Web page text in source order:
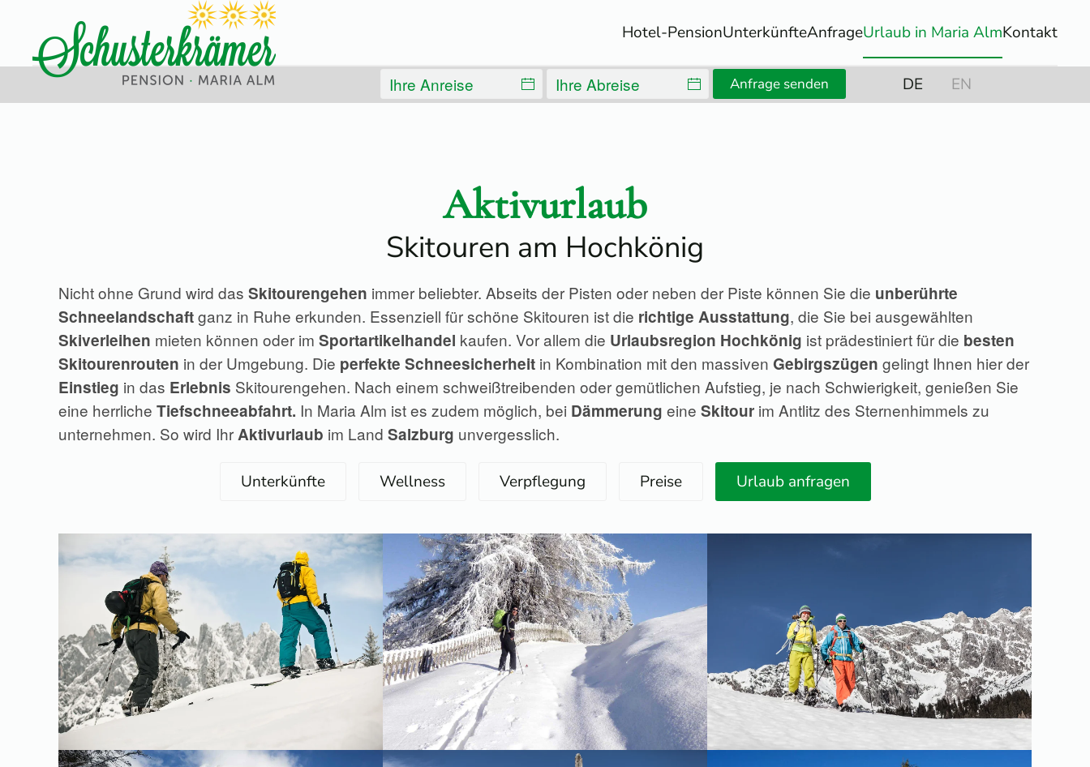
Skip
to
Hotel-PensionUnterkünfteAnfrageUrlaub in Maria AlmKontakt
Aktivurlaub
Skitouren am Hochkönig
Nicht ohne Grund wird das Skitourengehen immer beliebter. Abseits der Pisten oder neben der Piste können Sie die unberührte
Schneelandschaftganz in Ruhe erkunden. Essenziell für schöne Skitouren ist die richtige Ausstattung, die Sie bei ausgewählten
Skiverleihen mieten können oder im Sportartikelhandel kaufen. Vor allem die Urlaubsregion Hochkönig ist prädestiniert für die besten
Skitourenrouten in der Umgebung. Die perfekte Schneesicherheit in Kombination mit den massiven Gebirgszügen gelingt Ihnen hier der
Einstieg in das Erlebnis Skitourengehen. Nach einem schweißtreibenden oder gemütlichen Aufstieg, je nach Schwierigkeit, genießen Sie
eine herrliche Tiefschneeabfahrt. In Maria Alm ist es zudem möglich, bei Dämmerung eine Skitour im Antlitz des Sternenhimmels zu
unternehmen. So wird IhrAktivurlaub im Land Salzburg unvergesslich.
Unterkünfte Wellness Verpflegung Preise Urlaub anfragen
Anfrage senden DE EN